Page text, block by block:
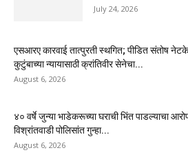
July 24, 2026
एसआरए कारवाई तात्पुरती स्थगित; पीडित संतोष नेटके
कुटुंबाच्या न्यायासाठी क्रांतिवीर सेनेचा...
August 6, 2026
४० वर्षे जुन्या भाडेकरूच्या घराची भिंत पाडल्याचा
विश्रांतवाडी पोलिसांत गुन्हा...
August 6, 2026